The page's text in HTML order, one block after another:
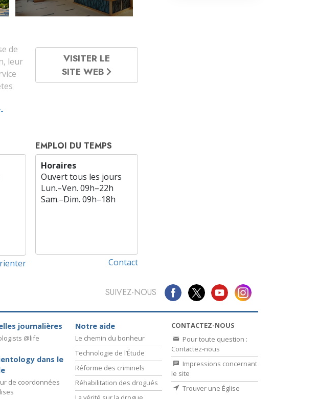
de
leur
VISITER LE
SITE WEB
EMPLOI DU TEMPS
Horaires
Ouvert tous les jours
Lun.–Ven. 09h–22h
Sam.–Dim. 09h–18h
Contact
SUIVEZ-NOUS
journalières
@life
dans le
de coordonnées
Notre aide
Le chemin du bonheur
Technologie de l’Étude
Réforme des criminels
Réhabilitation des drogués
CONTACTEZ-NOUS
Pour toute question :
Contactez-nous
Impressions concernant
le site
Trouver une Église